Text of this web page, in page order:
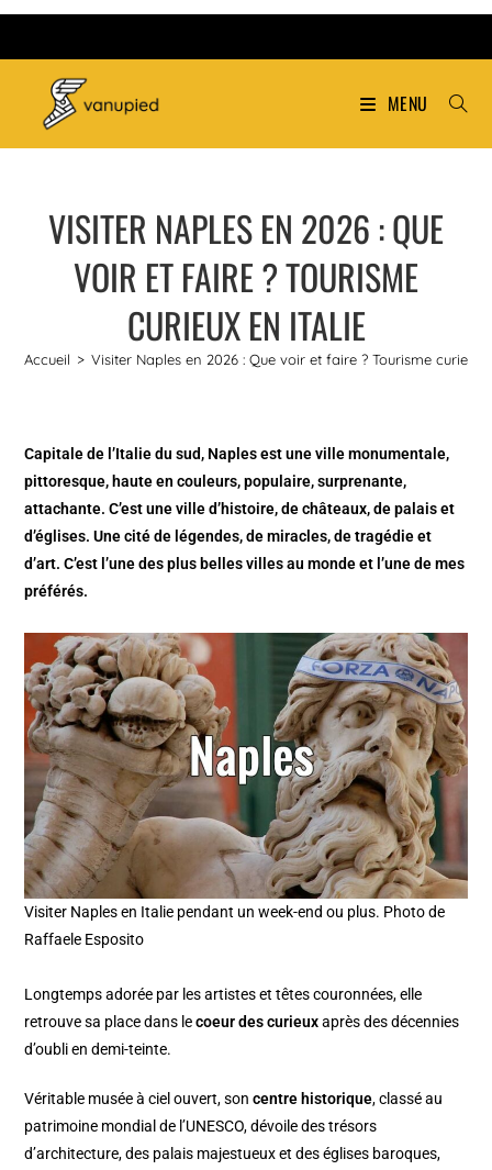
MENU
VISITER NAPLES EN 2026 : QUE
VOIR ET FAIRE ? TOURISME
CURIEUX EN ITALIE
Accueil > Visiter Naples en 2026 : Que voir et faire ? Tourisme curieux
Capitale de l’Italie du sud, Naples est une ville monumentale,
pittoresque, haute en couleurs, populaire, surprenante,
attachante. C’est une ville d’histoire, de châteaux, de palais et
d’églises. Une cité de légendes, de miracles, de tragédie et
d’art. C’est l’une des plus belles villes au monde et l’une de mes
préférés.
Visiter Naples en Italie pendant un week-end ou plus. Photo de
Raffaele Esposito
Longtemps adorée par les artistes et têtes couronnées, elle
retrouve sa place dans lecoeur des curieuxaprès des décennies
d’oubli en demi-teinte.
Véritable musée à ciel ouvert, soncentre historique, classé au
patrimoine mondial de l’UNESCO, dévoile des trésors
d’architecture, des palais majestueux et des églises baroques,